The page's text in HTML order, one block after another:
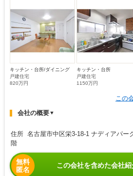
キッチン・台所/ダイニング
戸建住宅
820万円
キッチン・台所
戸建住宅
1150万円
この
会社の概要▼
住所 名古屋市中区栄3-18-1 ナディアパー
階
無料
匿名
この会社を含めた会社